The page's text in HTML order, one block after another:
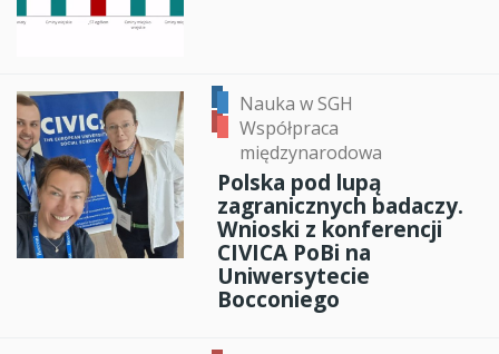
Nauka w SGH
Współpraca
międzynarodowa
Polska pod lupą
zagranicznych badaczy.
Wnioski z konferencji
CIVICA PoBi na
Uniwersytecie
Bocconiego